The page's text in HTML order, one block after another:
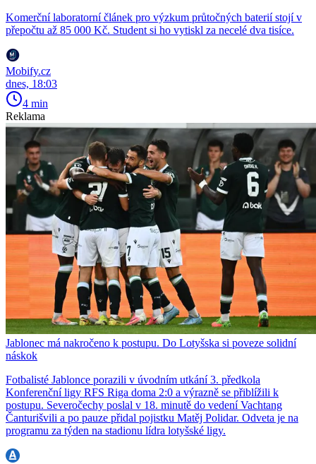
Komerční laboratorní článek pro výzkum průtočných baterií stojí v
přepočtu až 85 000 Kč. Student si ho vytiskl za necelé dva tisíce.
Mobify.cz
dnes, 18:03
4 min
Reklama
Jablonec má nakročeno k postupu. Do Lotyšska si poveze solidní
náskok
Fotbalisté Jablonce porazili v úvodním utkání 3. předkola
Konferenční ligy RFS Riga doma 2:0 a výrazně se přiblížili k
postupu. Severočechy poslal v 18. minutě do vedení Vachtang
Čanturišvili a po pauze přidal pojistku Matěj Polidar. Odveta je na
programu za týden na stadionu lídra lotyšské ligy.